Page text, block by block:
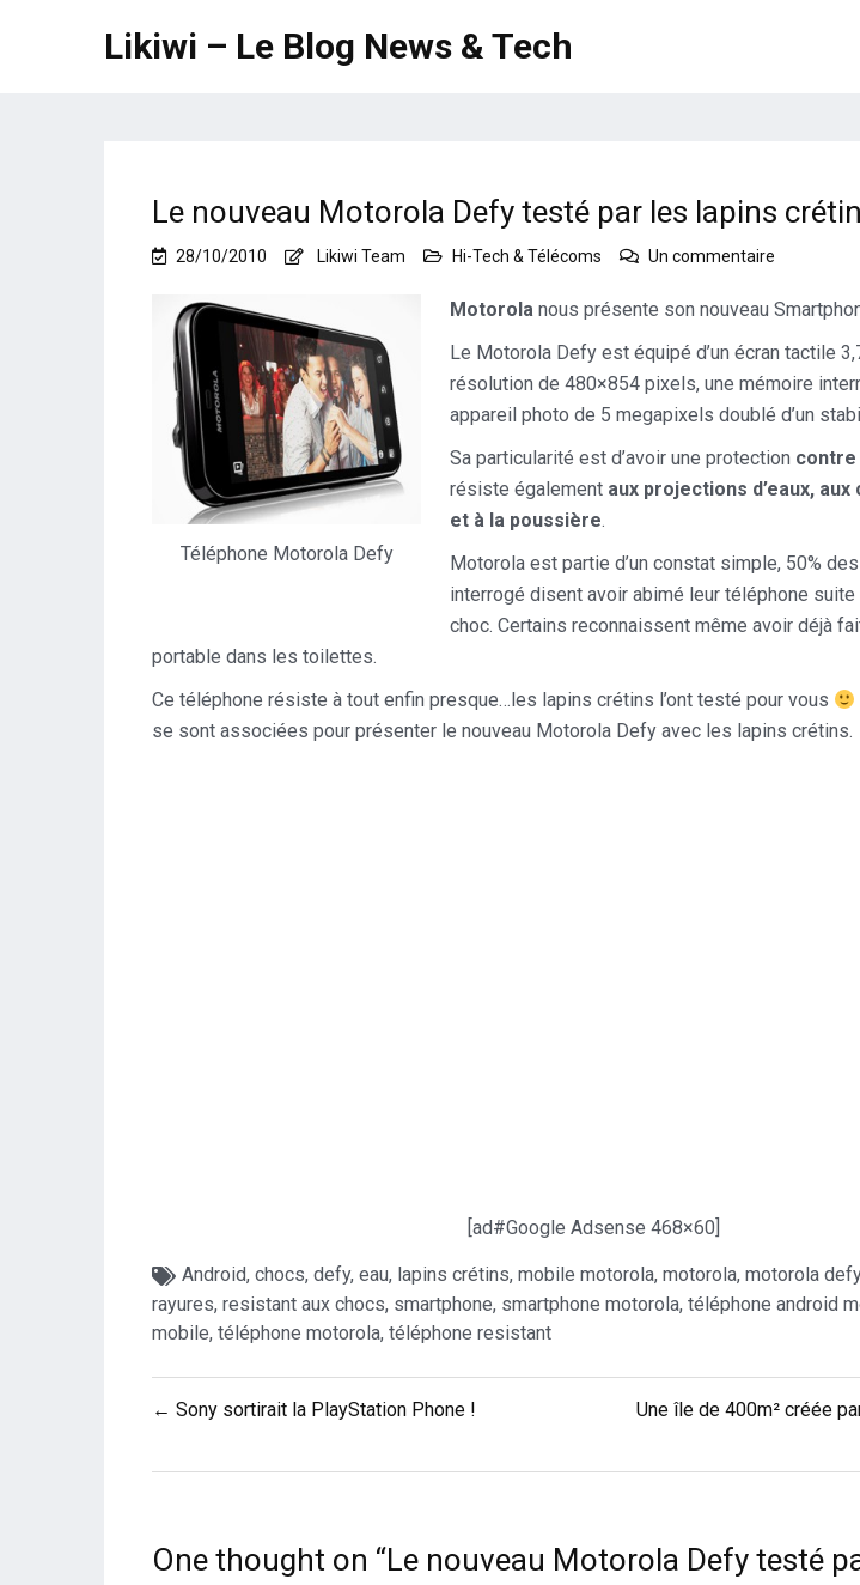
Likiwi – Le Blog News & Tech
Le nouveau Motorola Defy testé par les lapins
28/10/2010 Likiwi Team Hi-Tech & Télécoms Un commentaire
nouveau
Defy
testé
par
lapins
Téléphone Motorola Defy
Motorola nous présente son nouveau
Le Motorola Defy est équipé d’un écran tactile
résolution de 480×854 pixels, une mémoire
appareil photo de 5 megapixels doublé d’un
Sa particularité est d’avoir une protection contre
résiste également aux projections d’eaux,
et à la poussière.
Motorola est partie d’un constat simple, 50%
interrogé disent avoir abimé leur téléphone suite
choc. Certains reconnaissent même avoir déjà
portable dans les toilettes.
Ce téléphone résiste à tout enfin presque…les lapins crétins l’ont testé pour vous
se sont associées pour présenter le nouveau Motorola Defy avec les lapins crétins.
[ad#Google Adsense 468×60]
Android, chocs, defy, eau, lapins crétins, mobile motorola, motorola, motorola defy
rayures, resistant aux chocs, smartphone, smartphone motorola, téléphone android
mobile, téléphone motorola, téléphone resistant
Navigation
← Sony sortirait la PlayStation Phone !
Une île de 400m² créée
One thought on “Le nouveau Motorola Defy testé